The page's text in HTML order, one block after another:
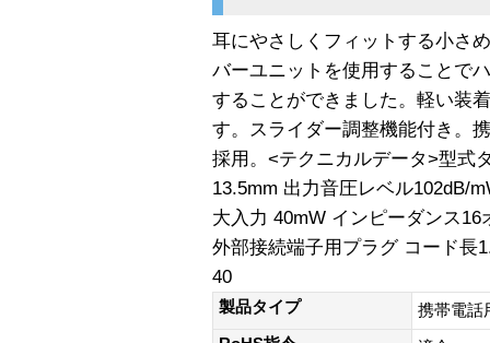
耳にやさしくフィットする小さ
バーユニットを使用することで
することができました。軽い装
す。スライダー調整機能付き。
採用。<テクニカルデータ>型式
13.5mm 出力音圧レベル102dB/
大入力 40mW インピーダンス
外部接続端子用プラグ コード長
40
製品タイプ
携帯電話